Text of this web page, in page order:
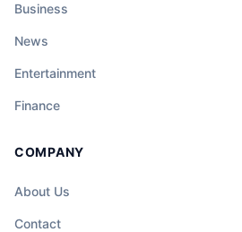
Business
News
Entertainment
Finance
COMPANY
About Us
Contact